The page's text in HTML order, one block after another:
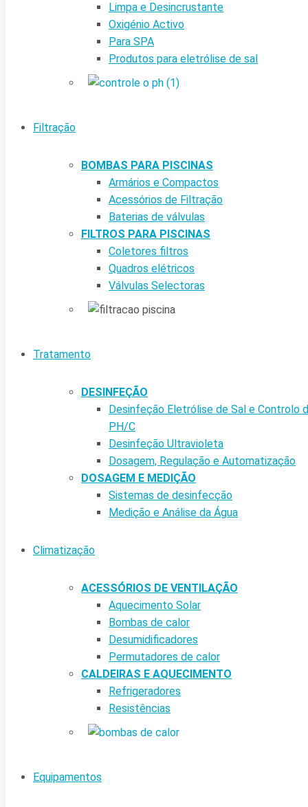
Limpa e Desincrustante
Oxigénio Activo
Para SPA
Produtos para eletrólise de sal
Filtração
BOMBAS PARA PISCINAS
Armários e Compactos
Acessórios de Filtração
Baterias de válvulas
FILTROS PARA PISCINAS
Coletores filtros
Quadros elétricos
Válvulas Selectoras
Tratamento
DESINFEÇÃO
Desinfeção Eletrólise de Sal e Controlo
PH/C
Desinfeção Ultravioleta
Dosagem, Regulação e Automatização
DOSAGEM E MEDIÇÃO
Sistemas de desinfecção
Medição e Análise da Água
Climatização
ACESSÓRIOS DE VENTILAÇÃO
Aquecimento Solar
Bombas de calor
Desumidificadores
Permutadores de calor
CALDEIRAS E AQUECIMENTO
Refrigeradores
Resistências
Equipamentos